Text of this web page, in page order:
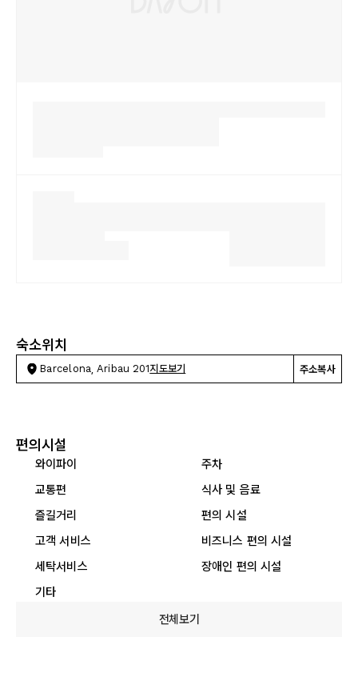
숙소위치
Barcelona, Aribau 201지도보기 주소복사
편의시설
와이파이
주차
교통편
식사 및 음료
즐길거리
편의 시설
고객 서비스
비즈니스 편의 시설
세탁서비스
장애인 편의 시설
기타
전체보기